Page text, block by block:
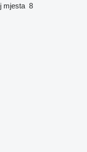
mjesta 8